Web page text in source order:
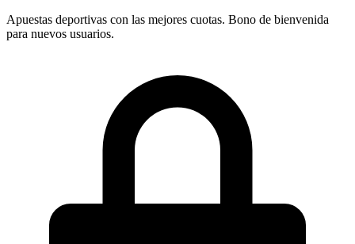
Apuestas deportivas con las mejores cuotas. Bono de bienvenida
para nuevos usuarios.